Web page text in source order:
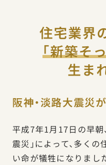
住宅業界
「新築そ
生ま
阪神・淡路大震災
平成7年1月17日の早朝
震災」によって、多く
い命が犠牲になりまし